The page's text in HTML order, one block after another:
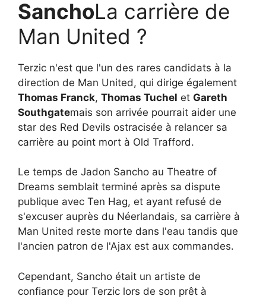
SanchoLa carrière de
Man United ?
Terzic n'est que l'un des rares candidats à la
direction de Man United, qui dirige également
Thomas Franck, Thomas Tuchel et Gareth
Southgatemais son arrivée pourrait aider une
star des Red Devils ostracisée à relancer sa
carrière au point mort à Old Trafford.
Le temps de Jadon Sancho au Theatre of
Dreams semblait terminé après sa dispute
publique avec Ten Hag, et ayant refusé de
s'excuser auprès du Néerlandais, sa carrière à
Man United reste morte dans l'eau tandis que
l'ancien patron de l'Ajax est aux commandes.
Cependant, Sancho était un artiste de
confiance pour Terzic lors de son prêt à